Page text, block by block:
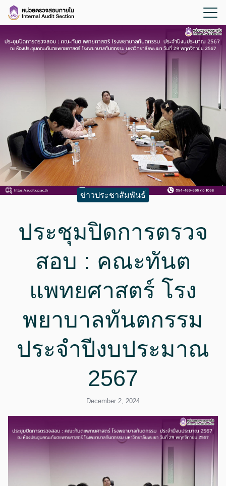
ข่าวประชาสัมพันธ์
ประชุมปิดการตรวจ
สอบ : คณะทันต
แพทยศาสตร์ โรง
พยาบาลทันตกรรม
ประจำปีงบประมาณ
2567
December 2, 2024